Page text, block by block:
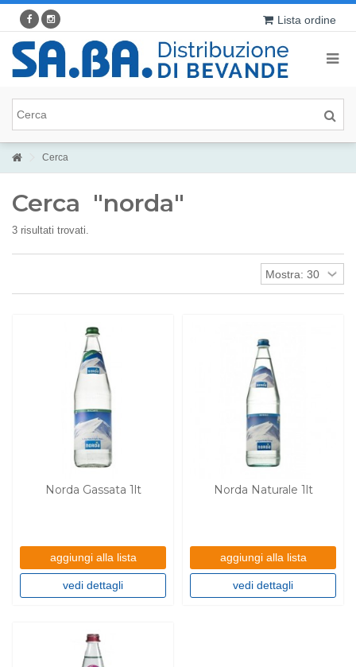
Lista ordine
Cerca
Cerca "norda"
3 risultati trovati.
Norda Gassata 1lt
aggiungi alla lista
vedi dettagli
Norda Naturale 1lt
aggiungi alla lista
vedi dettagli